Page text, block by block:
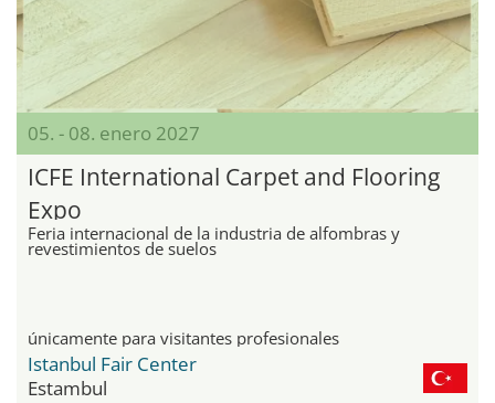
05. - 08. enero 2027
ICFE International Carpet and Flooring
Expo
Feria internacional de la industria de alfombras y
revestimientos de suelos
únicamente para visitantes profesionales
Istanbul Fair Center
Estambul